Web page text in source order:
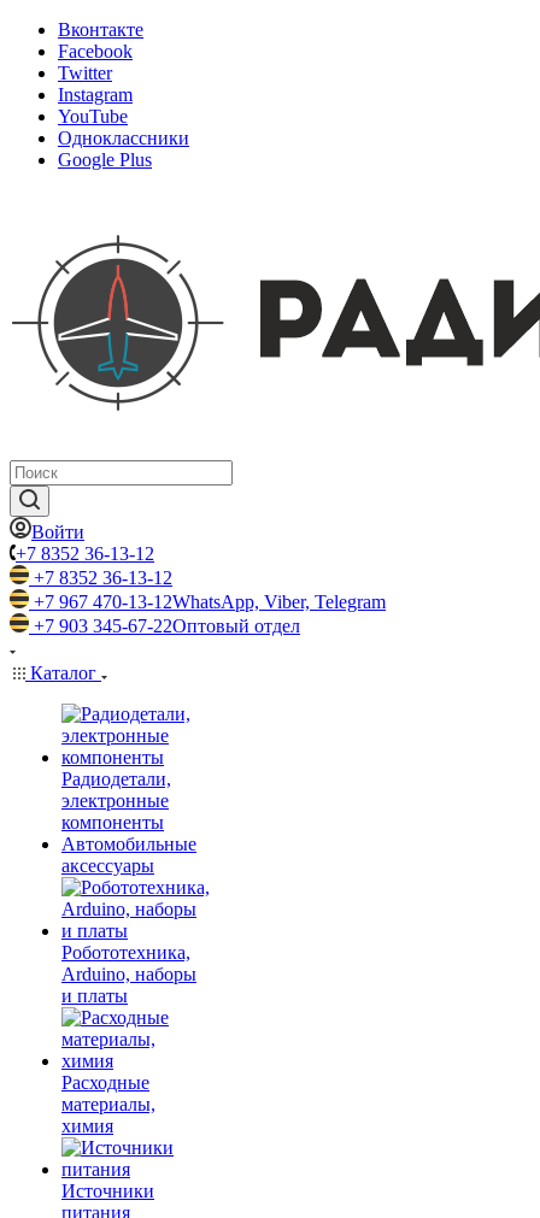
Вконтакте
Facebook
Twitter
Instagram
YouTube
Одноклассники
Google Plus
Войти
+7 8352 36-13-12
+7 8352 36-13-12
+7 967 470-13-12WhatsApp, Viber, Telegram
+7 903 345-67-22Оптовый отдел
Каталог
Радиодетали,
электронные
компоненты
Автомобильные
аксессуары
Робототехника,
Arduino, наборы
и платы
Расходные
материалы,
химия
Источники
питания